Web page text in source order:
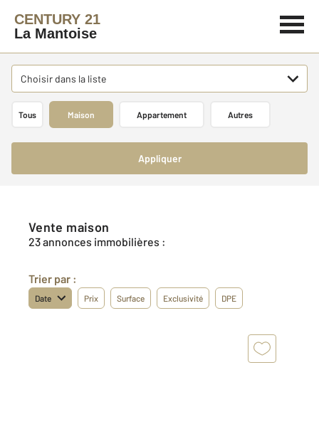
CENTURY 21
La Mantoise
Choisir dans la liste
Tous Maison Appartement Autres
Appliquer
Vente maison
23 annonces immobilières :
Trier par :
Date Prix Surface Exclusivité DPE